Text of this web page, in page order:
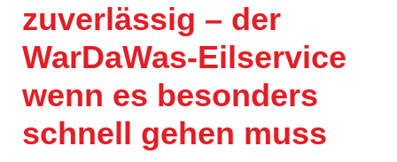
zuverlässig – der
WarDaWas-Eilservice
wenn es besonders
schnell gehen muss